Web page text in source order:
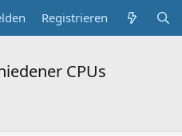
Registrieren
CPUs